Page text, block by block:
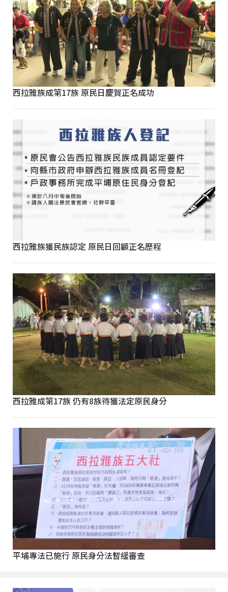
西拉雅族成第17族 原民日慶賀正名成功
西拉雅族獲民族認定 原民日回顧正名歷程
西拉雅成第17族 仍有8族待獲法定原民身分
平埔專法已施行 原民身分法暫緩審查